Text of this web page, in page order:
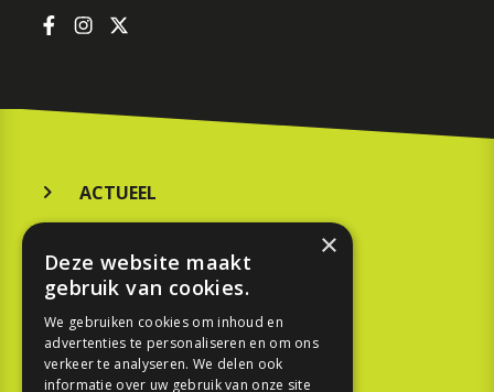
ACTUEEL
KOOPGIDS
TESTEN
SPORT
×
Deze website maakt
gebruik van cookies.
We gebruiken cookies om inhoud en
advertenties te personaliseren en om ons
verkeer te analyseren. We delen ook
informatie over uw gebruik van onze site